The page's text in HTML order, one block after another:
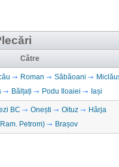
Către
Roman Săbăoani
Bălțați Podu Iloaiei Iași
BC Onești Oituz
Hârja
Petrom) Brașov